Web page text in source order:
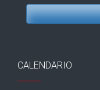
CALENDARIO